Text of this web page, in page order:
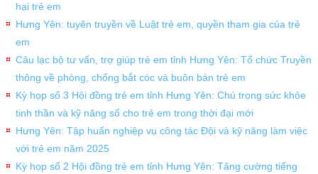
hại trẻ em
Hưng Yên: tuyên truyền về Luật trẻ em, quyền tham gia của trẻ
em
Câu lạc bộ tư vấn, trợ giúp trẻ em tỉnh Hưng Yên: Tổ chức Truyền
thông về phòng, chống bắt cóc và buôn bán trẻ em
Kỳ họp số 3 Hội đồng trẻ em tỉnh Hưng Yên: Chú trọng sức khỏe
tinh thần và kỹ năng số cho trẻ em trong thời đại mới
Hưng Yên: Tập huấn nghiệp vụ công tác Đội và kỹ năng làm việc
với trẻ em năm 2025
Kỳ họp số 2 Hội đồng trẻ em tỉnh Hưng Yên: Tăng cường tiếng